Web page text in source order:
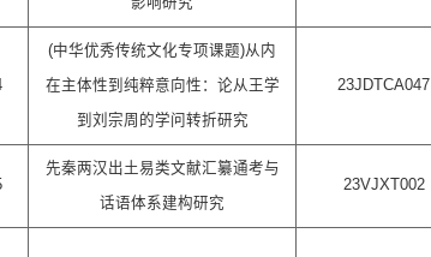
(中华优秀传统文化专项课题)从内
在主体性到纯粹意向性：论从王学
到刘宗周的学问转折研究
23JDTCA047
先秦两汉出土易类文献汇纂通考与
话语体系建构研究
23VJXT002